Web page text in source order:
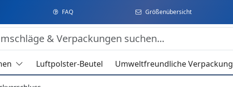
FAQ Größenübersicht
Luftpolster-Beutel Umweltfreundliche Verpackung